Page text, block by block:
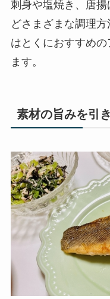
刺身や塩焼き、唐
どさまざまな調理
はとくにおすすめ
ます。
素材の旨みを引